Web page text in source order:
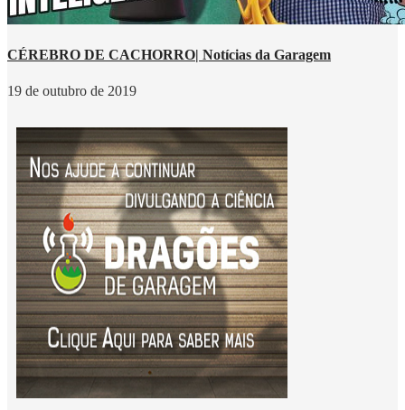
CÉREBRO DE CACHORRO| Notícias da Garagem
19 de outubro de 2019